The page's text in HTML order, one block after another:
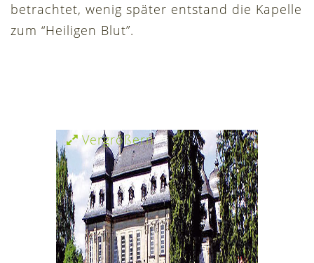
betrachtet, wenig später entstand die Kapelle
zum “Heiligen Blut”.
Vergrößern